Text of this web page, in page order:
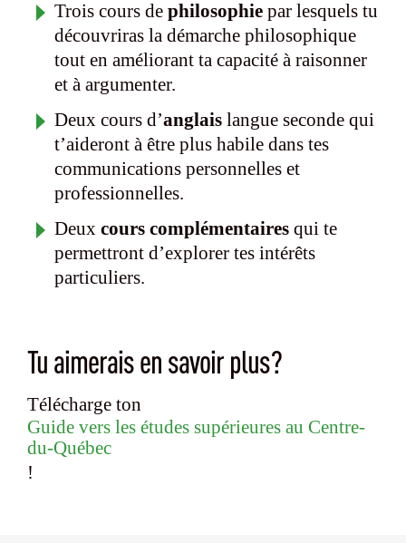
Trois cours de philosophie par lesquels tu
découvriras la démarche philosophique
tout en améliorant ta capacité à raisonner
et à argumenter.
Deux cours d’anglais langue seconde qui
t’aideront à être plus habile dans tes
communications personnelles et
professionnelles.
Deux cours complémentaires qui te
permettront d’explorer tes intérêts
particuliers.
Tu aimerais en savoir plus?
Télécharge ton
Guide vers les études supérieures au Centre-
du-Québec
!